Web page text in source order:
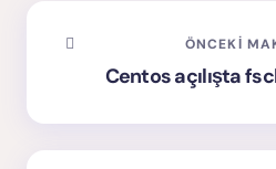
ÖNCEKI
Centos açılışta